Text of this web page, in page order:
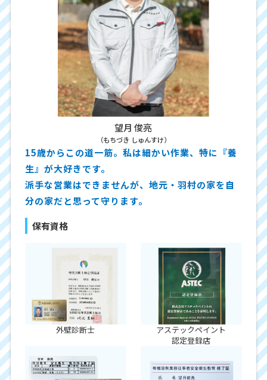
望月 俊亮
（もちづき しゅんすけ）
15歳からこの道一筋。私は細かい作業、特に『養
生』が大好きです。
派手な営業はできませんが、地元・羽村の家を自
分の家だと思って守ります。
保有資格
外壁診断士
アステックペイント
認定登録店